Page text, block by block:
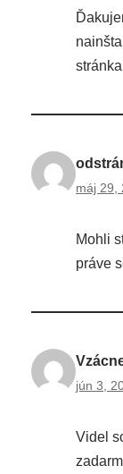
máj 29,
Mohli
práve
jún 3,
Videl